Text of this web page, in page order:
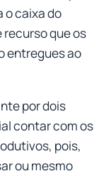
o caixa do
recurso que os
entregues ao
por dois
contar com os
pois,
ou mesmo